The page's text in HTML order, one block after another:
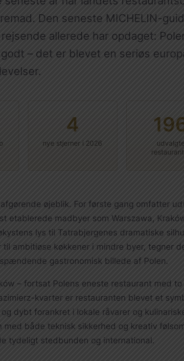
Den seneste MICHELIN-
allerede har opdaget:
– det er blevet en seriøs
4
nye stjerner i 2026
udvalgte
øjeblik. For første gang omfatter
etablerede madbyer som Warszawa,
lys til Tatrabjergenes dramatiske
ambitiøse køkkener i mindre byer, tegner
gastronomisk billede af Polen.
– fortsat Polens eneste restaurant med to
kvarter er restauranten blevet et
dybt forankret i lokale råvarer og
både teknisk sikkerhed og kreativ
tydeligt stedbunden og international.